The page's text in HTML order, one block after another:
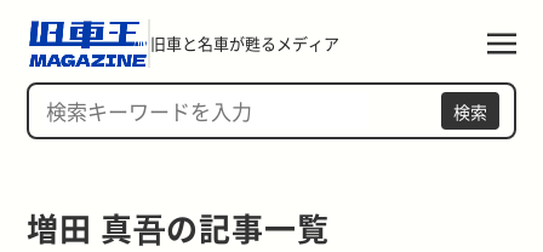
旧車と名車が甦るメディア
検索
増田 真吾の記事一覧